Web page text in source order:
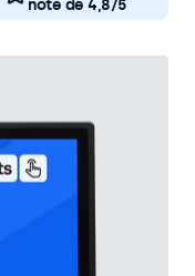
note de 4,8/5